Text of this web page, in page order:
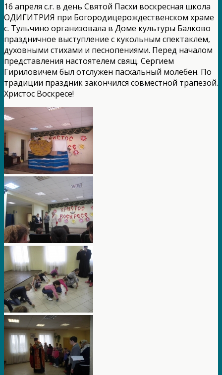
16 апреля с.г. в день Святой Пасхи воскресная школа
ОДИГИТРИЯ при Богородицерождественском храме
с. Тульчино организовала в Доме культуры Балково
праздничное выступление с кукольным спектаклем,
духовными стихами и песнопениями. Перед началом
представления настоятелем свящ. Сергием
Гириловичем был отслужен пасхальный молебен. По
традиции праздник закончился совместной трапезой.
Христос Воскресе!